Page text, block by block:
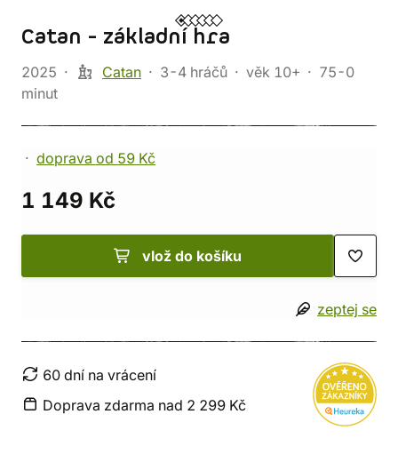
Catan - základní hra
2025 Catan 3-4 hráčů věk 10+
75-0
minut
doprava od 59 Kč
1 149 Kč
vlož do košíku
zeptej se
60 dní na vrácení
Doprava zdarma nad 2 299 Kč